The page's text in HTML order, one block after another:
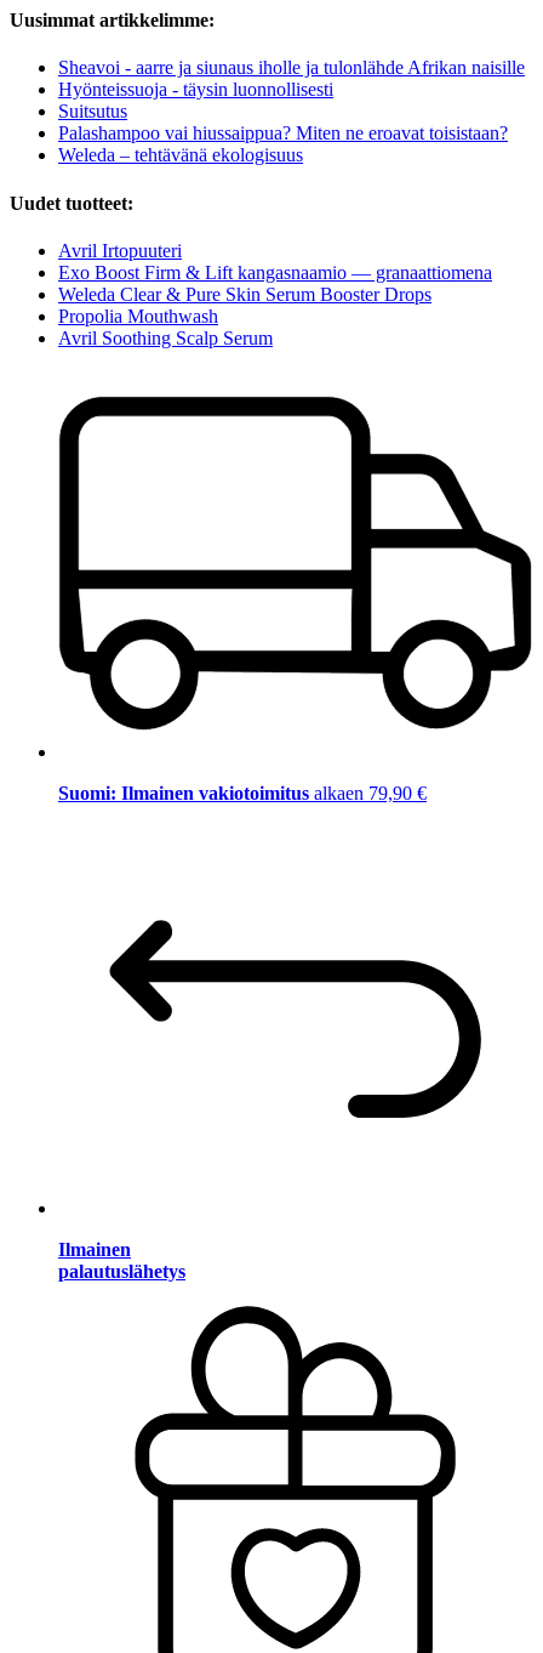
Uusimmat artikkelimme:
Sheavoi - aarre ja siunaus iholle ja tulonlähde Afrikan naisille
Hyönteissuoja - täysin luonnollisesti
Suitsutus
Palashampoo vai hiussaippua? Miten ne eroavat toisistaan?
Weleda – tehtävänä ekologisuus
Uudet tuotteet:
Avril Irtopuuteri
Exo Boost Firm & Lift kangasnaamio — granaattiomena
Weleda Clear & Pure Skin Serum Booster Drops
Propolia Mouthwash
Avril Soothing Scalp Serum
Suomi: Ilmainen vakiotoimitus alkaen 79,90 €
Ilmainen
palautuslähetys